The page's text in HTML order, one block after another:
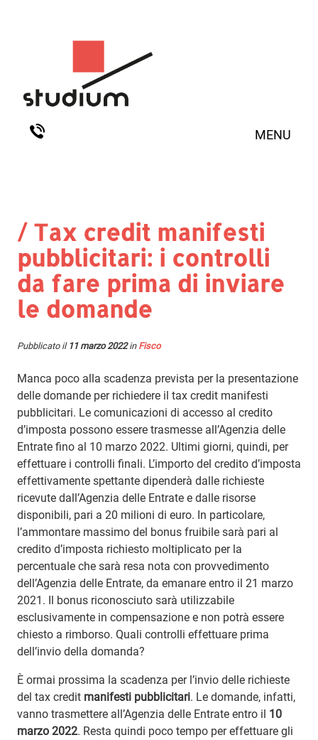
MENU
/ Tax credit manifesti
pubblicitari: i controlli
da fare prima di inviare
le domande
Pubblicato il 11 marzo 2022in Fisco
Manca poco alla scadenza prevista per la presentazione
delle domande per richiedere il tax credit manifesti
pubblicitari. Le comunicazioni di accesso al credito
d’imposta possono essere trasmesse all’Agenzia delle
Entrate fino al 10 marzo 2022. Ultimi giorni, quindi, per
effettuare i controlli finali. L’importo del credito d’imposta
effettivamente spettante dipenderà dalle richieste
ricevute dall’Agenzia delle Entrate e dalle risorse
disponibili, pari a 20 milioni di euro. In particolare,
l’ammontare massimo del bonus fruibile sarà pari al
credito d’imposta richiesto moltiplicato per la
percentuale che sarà resa nota con provvedimento
dell’Agenzia delle Entrate, da emanare entro il 21 marzo
2021. Il bonus riconosciuto sarà utilizzabile
esclusivamente in compensazione e non potrà essere
chiesto a rimborso. Quali controlli effettuare prima
dell’invio della domanda?
È ormai prossima la scadenza per l’invio delle richieste
del tax credit manifesti pubblicitari. Le domande, infatti,
vanno trasmettere all’Agenzia delle Entrate entro il 10
marzo 2022. Resta quindi poco tempo per effettuare gli